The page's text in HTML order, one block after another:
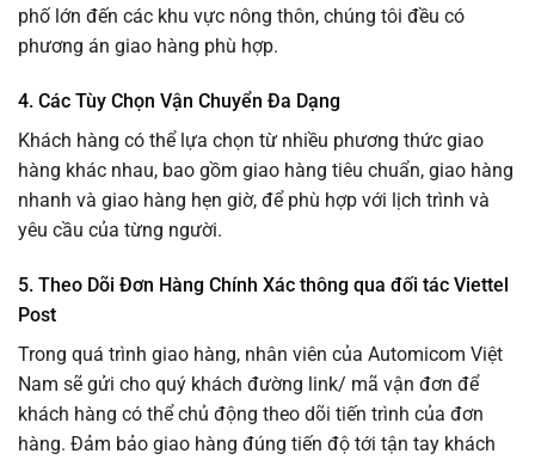
phố lớn đến các khu vực nông thôn, chúng tôi đều có
phương án giao hàng phù hợp.
4. Các Tùy Chọn Vận Chuyển Đa Dạng
Khách hàng có thể lựa chọn từ nhiều phương thức giao
hàng khác nhau, bao gồm giao hàng tiêu chuẩn, giao hàng
nhanh và giao hàng hẹn giờ, để phù hợp với lịch trình và
yêu cầu của từng người.
5. Theo Dõi Đơn Hàng Chính Xác thông qua đối tác Viettel
Post
Trong quá trình giao hàng, nhân viên của Automicom Việt
Nam sẽ gửi cho quý khách đường link/ mã vận đơn để
khách hàng có thể chủ động theo dõi tiến trình của đơn
hàng. Đảm bảo giao hàng đúng tiến độ tới tận tay khách